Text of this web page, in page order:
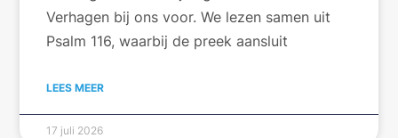
Verhagen bij ons voor. We lezen samen uit
Psalm 116, waarbij de preek aansluit
LEES MEER
17 juli 2026